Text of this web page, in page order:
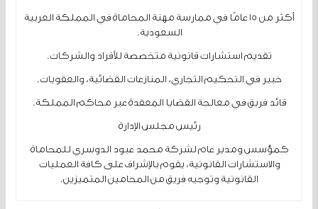
أكثر من 15 عامًا في ممارسة مهنة المحاماة في المملكة العربية
السعودية.
تقديم استشارات قانونية متخصصة للأفراد والشركات.
خبير في التحكيم التجاري، المنازعات القضائية، والعقوبات.
قائد فريق في معالجة القضايا المعقدة عبر محاكم المملكة.
رئيس مجلس الإدارة
كمؤسس ومدير عام لشركة محمد عبود الدوسري للمحاماة
والاستشارات القانونية، يقوم بالإشراف على كافة العمليات
القانونية وتوجيه فريق من المحامين المتميزين.